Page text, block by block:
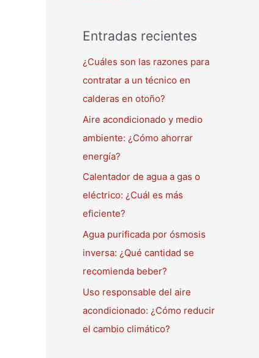
Entradas recientes
¿Cuáles son las razones para
contratar a un técnico en
calderas en otoño?
Aire acondicionado y medio
ambiente: ¿Cómo ahorrar
energía?
Calentador de agua a gas o
eléctrico: ¿Cuál es más
eficiente?
Agua purificada por ósmosis
inversa: ¿Qué cantidad se
recomienda beber?
Uso responsable del aire
acondicionado: ¿Cómo reducir
el cambio climático?